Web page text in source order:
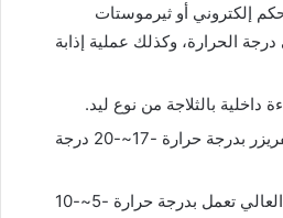
إلكتروني أو ثيرموستات
الحرارة، وكذلك عملية إذابة
داخلية بالثلاجة من نوع ليد.
توجد ثلاجات تعمل كفريزر بدرجة حرارة -17~-20 درجة
كذلك ثلاجات التبريد العالي تعمل بدرجة حرارة -5~-10